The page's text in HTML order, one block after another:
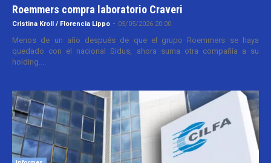
Roemmers compra laboratorio Craveri
Cristina Kroll / Florencia Lippo - 05/05/2026 20:00
Menos de un año después de que el grupo Roemmers se haya
quedado con el nacional Sidus, ahora suma otra compañía a su
holding....